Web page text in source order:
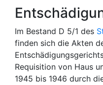
Im Bestand D 5/1 des
finden sich die Akten
Requisition von Haus
1945 bis 1946 durch